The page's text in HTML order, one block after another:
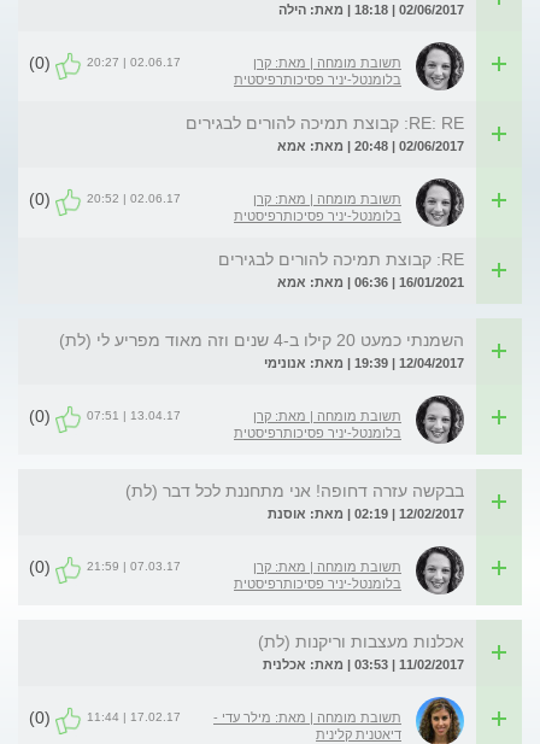
02/06/2017 | 18:18 | מאת: הילה
תשובת מומחה | מאת: קרן
בלומנטל-יניר פסיכותרפיסטית
02.06.17 | 20:27
(0)
RE: RE: קבוצת תמיכה להורים לבגירים
02/06/2017 | 20:48 | מאת: אמא
תשובת מומחה | מאת: קרן
בלומנטל-יניר פסיכותרפיסטית
02.06.17 | 20:52
(0)
RE: קבוצת תמיכה להורים לבגירים
16/01/2021 | 06:36 | מאת: אמא
השמנתי כמעט 20 קילו ב-4 שנים וזה מאוד מפריע לי (לת)
12/04/2017 | 19:39 | מאת: אנונימי
תשובת מומחה | מאת: קרן
בלומנטל-יניר פסיכותרפיסטית
13.04.17 | 07:51
(0)
בבקשה עזרה דחופה! אני מתחננת לכל דבר (לת)
12/02/2017 | 02:19 | מאת: אוסנת
תשובת מומחה | מאת: קרן
בלומנטל-יניר פסיכותרפיסטית
07.03.17 | 21:59
(0)
אכלנות מעצבות וריקנות (לת)
11/02/2017 | 03:53 | מאת: אכלנית
תשובת מומחה | מאת: מילר עדי -
דיאטנית קלינית
17.02.17 | 11:44
(0)